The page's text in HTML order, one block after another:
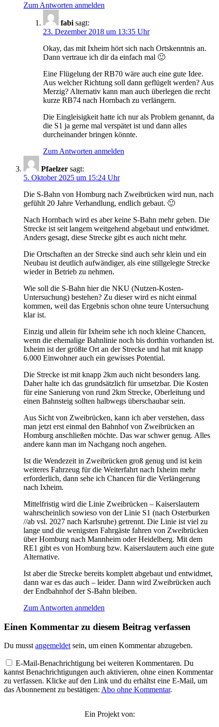
Zum Antworten anmelden
fabi sagt:
23. Dezember 2018 um 13:35 Uhr
Okay, das mit Ixheim hört sich nach Ortskenntnis an.
Dann vertraue ich dir da einfach mal 🙂
Eine Flügelung der RB70 wäre auch eine gute Idee.
Aus welcher Richtung soll dann geflügelt werden? Aus
Merzig? Alternativ kann man auch überlegen die recht
kurze RB74 nach Hornbach zu verlängern.
Die Eingleisigkeit hatte ich nur als Problem genannt, da
die S1 ja gerne mal verspätet ist und dann alles
durcheinander bringen könnte.
Zum Antworten anmelden
Pfaelzer sagt:
5. Oktober 2025 um 15:24 Uhr
Die S-Bahn von Homburg nach Zweibrücken wird nun, nach
gefühlt 20 Jahre Verhandlung, endlich gebaut. 🙂
Nach Hornbach wird es aber keine S-Bahn mehr geben. Die
Strecke ist seit langem weitgehend abgebaut und entwidmet.
Anders gesagt, diese Strecke gibt es auch nicht mehr.
Die Ortschaften an der Strecke sind auch sehr klein und ein
Neubau ist deutlich aufwändiger, als eine stillgelegte Strecke
wieder in Betrieb zu nehmen.
Wie soll die S-Bahn hier die NKU (Nutzen-Kosten-
Untersuchung) bestehen? Zu dieser wird es nicht einmal
kommen, weil das Ergebnis schon ohne teure Untersuchung
klar ist.
Einzig und allein für Ixheim sehe ich noch kleine Chancen,
wenn die ehemalige Bahnlinie noch bis dorthin vorhanden ist.
Ixheim ist der größte Ort an der Strecke und hat mit knapp
6.000 Einwohner auch ein gewisses Potential.
Die Strecke ist mit knapp 2km auch nicht besonders lang.
Daher halte ich das grundsätzlich für umsetzbar. Die Kosten
für eine Sanierung von rund 2km Strecke, Oberleitung und
einen Bahnsteig sollten halbwegs überschaubar sein.
Aus Sicht von Zweibrücken, kann ich aber verstehen, dass
man jetzt erst einmal den Bahnhof von Zweibrücken an
Homburg anschließen möchte. Das war schwer genug. Alles
andere kann man im Nachgang noch angehen.
Ist die Wendezeit in Zweibrücken groß genug und ist kein
weiteres Fahrzeug für die Weiterfahrt nach Ixheim mehr
erforderlich, dann sehe ich Chancen für die Verlängerung
nach Ixheim.
Mittelfristig wird die Linie Zweibrücken – Kaiserslautern
wahrscheinlich sowieso von der Linie S1 (nach Osterburken
//ab vsl. 2027 nach Karlsruhe) getrennt. Die Linie ist viel zu
lange und die wenigsten Fahrgäste fahren von Zweibrücken
über Homburg nach Mannheim oder Heidelberg. Mit dem
RE1 gibt es von Homburg bzw. Kaiserslautern auch eine gute
Alternative.
Ist aber die Strecke bereits komplett abgebaut und entwidmet,
dann war es das auch – leider. Dann wird Zweibrücken auch
der Endbahnhof der S-Bahn bleiben.
Zum Antworten anmelden
Einen Kommentar zu diesem Beitrag verfassen
Du musst angemeldet sein, um einen Kommentar abzugeben.
E-Mail-Benachrichtigung bei weiteren Kommentaren. Du
kannst Benachrichtigungen auch aktivieren, ohne einen Kommentar
zu verfassen. Klicke auf den Link und du erhältst eine E-Mail, um
das Abonnement zu bestätigen: Abo ohne Kommentar.
Ein Projekt von: